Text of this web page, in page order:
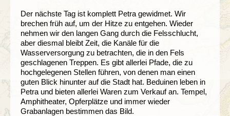
Der nächste Tag ist komplett Petra gewidmet. Wir
brechen früh auf, um der Hitze zu entgehen. Wieder
nehmen wir den langen Gang durch die Felsschlucht,
aber diesmal bleibt Zeit, die Kanäle für die
Wasserversorgung zu betrachten, die in den Fels
geschlagenen Treppen. Es gibt allerlei Pfade, die zu
hochgelegenen Stellen führen, von denen man einen
guten Blick hinunter auf die Stadt hat. Beduinen leben in
Petra und bieten allerlei Waren zum Verkauf an. Tempel,
Amphitheater, Opferplätze und immer wieder
Grabanlagen bestimmen das Bild.